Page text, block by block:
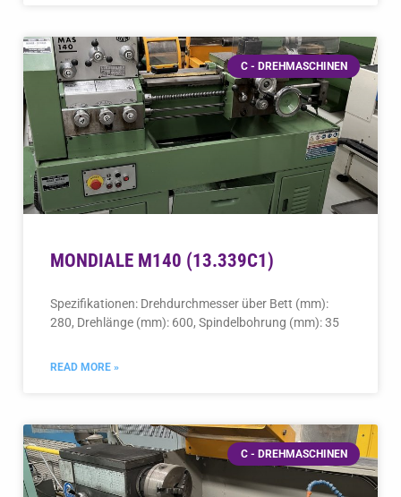
C - DREHMASCHINEN
MONDIALE M140 (13.339C1)
Spezifikationen: Drehdurchmesser über Bett (mm):
280, Drehlänge (mm): 600, Spindelbohrung (mm): 35
READ MORE »
C - DREHMASCHINEN